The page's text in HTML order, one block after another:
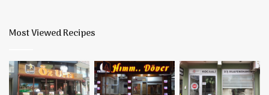
Most Viewed Recipes